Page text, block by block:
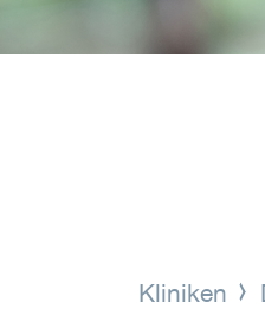
Kliniken